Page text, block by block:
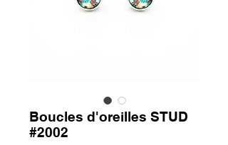
Boucles d'oreilles STUD
#2002